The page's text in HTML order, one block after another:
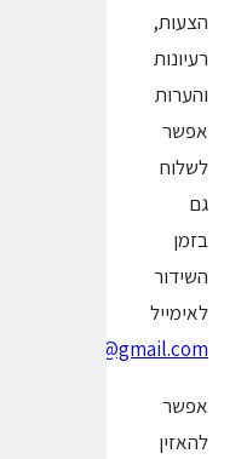
הצעות,
רעיונות
והערות
אפשר
לשלוח
גם
בזמן
השידור
לאימייל
laylachai@gmail.com
אפשר
להאזין